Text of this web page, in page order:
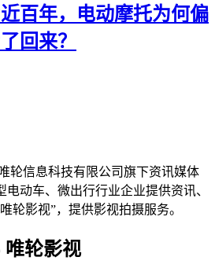
百年，电动摩托为何偏
回来？
轮信息科技有限公司旗下资讯媒体
动车、微出行行业企业提供资讯、
轮影视”，提供影视拍摄服务。
唯轮影视